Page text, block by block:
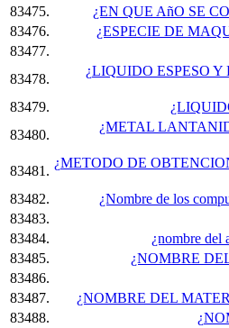
83475.
¿EN QUE AñO SE
83476.
¿ESPECIE DE
83477.
83478.
¿LIQUIDO ESPESO
83479.
83480.
¿METAL
83481.
¿METODO DE
83482.
¿Nombre de los
83483.
83484.
¿nombre del
83485.
¿NOMBRE
83486.
83487.
¿NOMBRE DEL
83488.